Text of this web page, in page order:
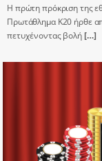
Η πρώτη πρόκριση της
Πρωτάθλημα Κ20 ήρθε
πετυχένοντας βολή[…]